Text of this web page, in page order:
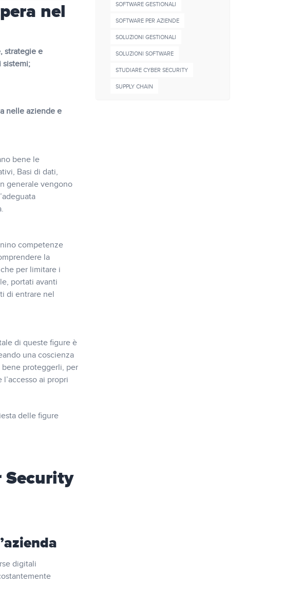
nel
strategie e
sistemi;
nelle aziende e
bene le
Basi di dati,
generale vengono
competenze
la
per limitare i
portati avanti
di entrare nel
di queste figure è
una coscienza
proteggerli, per
ai propri
delle figure
Security
digitali
SOFTWARE GESTIONALI
SOFTWARE PER AZIENDE
SOLUZIONI GESTIONALI
SOLUZIONI SOFTWARE
STUDIARE CYBER SECURITY
SUPPLY CHAIN